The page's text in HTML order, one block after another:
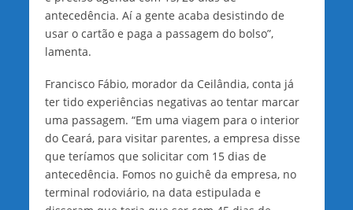
antecedência. Aí a gente acaba desistindo de
usar o cartão e paga a passagem do bolso”,
lamenta.
Francisco Fábio, morador da Ceilândia, conta já
ter tido experiências negativas ao tentar marcar
uma passagem. “Em uma viagem para o interior
do Ceará, para visitar parentes, a empresa disse
que teríamos que solicitar com 15 dias de
antecedência. Fomos no guichê da empresa, no
terminal rodoviário, na data estipulada e